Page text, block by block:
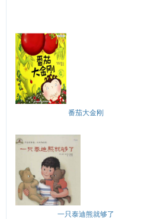
番茄大金刚
一只泰迪熊就够了